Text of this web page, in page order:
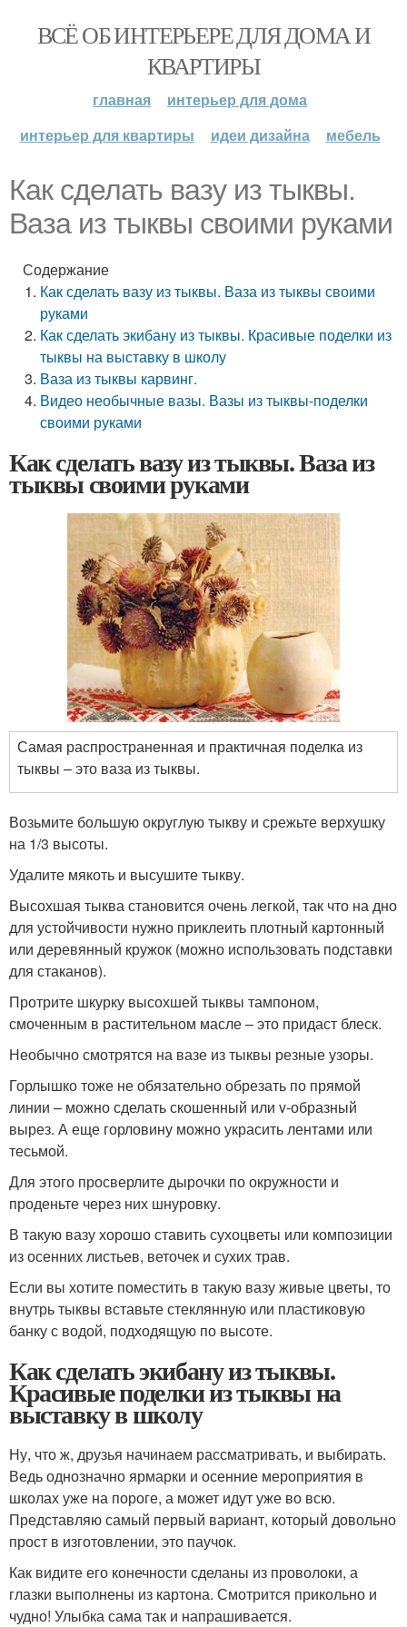
ВСЁ ОБ ИНТЕРЬЕРЕ ДЛЯ ДОМА И
КВАРТИРЫ
главная
интерьер для дома
интерьер для квартиры
идеи дизайна мебель
Как сделать вазу из тыквы.
Ваза из тыквы своими руками
Содержание
Как сделать вазу из тыквы. Ваза из тыквы своими
руками
Как сделать экибану из тыквы. Красивые поделки из
тыквы на выставку в школу
Ваза из тыквы карвинг.
Видео необычные вазы. Вазы из тыквы-поделки
своими руками
Как сделать вазу из тыквы. Ваза из
тыквы своими руками
Самая распространенная и практичная поделка из
тыквы – это ваза из тыквы.
Возьмите большую округлую тыкву и срежьте верхушку
на 1/3 высоты.
Удалите мякоть и высушите тыкву.
Высохшая тыква становится очень легкой, так что на дно
для устойчивости нужно приклеить плотный картонный
или деревянный кружок (можно использовать подставки
для стаканов).
Протрите шкурку высохшей тыквы тампоном,
смоченным в растительном масле – это придаст блеск.
Необычно смотрятся на вазе из тыквы резные узоры.
Горлышко тоже не обязательно обрезать по прямой
линии – можно сделать скошенный или v-образный
вырез. А еще горловину можно украсить лентами или
тесьмой.
Для этого просверлите дырочки по окружности и
проденьте через них шнуровку.
В такую вазу хорошо ставить сухоцветы или композиции
из осенних листьев, веточек и сухих трав.
Если вы хотите поместить в такую вазу живые цветы, то
внутрь тыквы вставьте стеклянную или пластиковую
банку с водой, подходящую по высоте.
Как сделать экибану из тыквы.
Красивые поделки из тыквы на
выставку в школу
Ну, что ж, друзья начинаем рассматривать, и выбирать.
Ведь однозначно ярмарки и осенние мероприятия в
школах уже на пороге, а может идут уже во всю.
Представляю самый первый вариант, который довольно
прост в изготовлении, это паучок.
Как видите его конечности сделаны из проволоки, а
глазки выполнены из картона. Смотрится прикольно и
чудно! Улыбка сама так и напрашивается.